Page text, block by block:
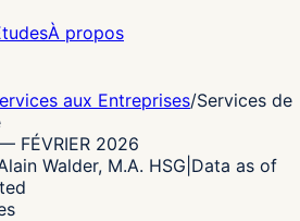
À propos
aux Entreprises/Services de
FÉVRIER 2026
Walder, M.A. HSG Data as of